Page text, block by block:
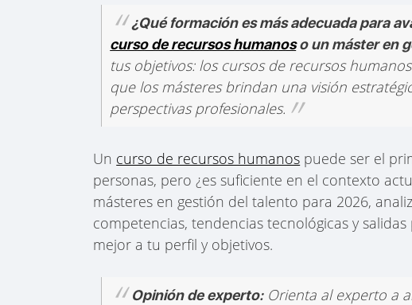
¿Qué formación es más adecuada para
curso de recursos humanoso un máster en
tus objetivos: los cursos de recursos
que los másteres brindan una visión
perspectivas profesionales.
Un curso de recursos humanos puede ser el
personas, pero ¿es suficiente en el contexto
másteres en gestión del talento para 2026,
competencias, tendencias tecnológicas y
mejor a tu perfil y objetivos.
Opinión de experto: Orienta al experto a